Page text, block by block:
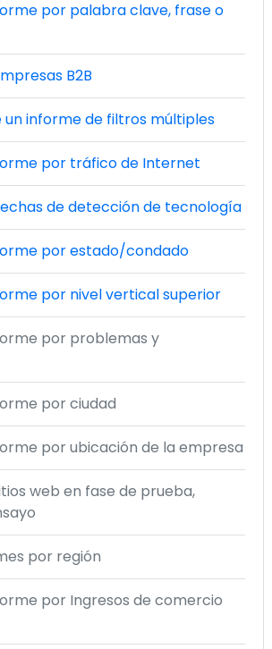
por palabra clave, frase o
B2B
un informe de filtros múltiples
por tráfico de Internet
de detección de tecnología
por estado/condado
por nivel vertical superior
por problemas y
por ciudad
por ubicación de la empresa
web en fase de prueba,
por región
por Ingresos de comercio